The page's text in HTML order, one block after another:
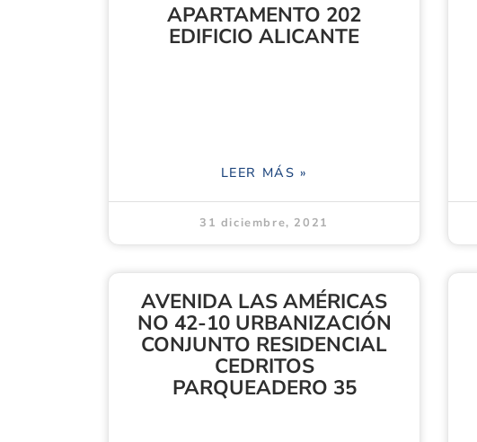
APARTAMENTO 202
EDIFICIO ALICANTE
LEER MÁS »
31 diciembre, 2021
AVENIDA LAS AMÉRICAS
NO 42-10 URBANIZACIÓN
CONJUNTO RESIDENCIAL
CEDRITOS
PARQUEADERO 35